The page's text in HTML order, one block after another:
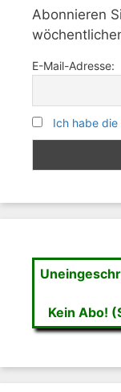
Abonnieren
E-Mail-Adresse:
Ich habe
Kein Abo!